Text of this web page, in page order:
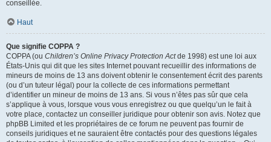
conseillée.
Haut
Que signifie COPPA ?
COPPA (ou Children’s Online Privacy Protection Actde 1998) est une loi aux
États-Unis qui dit que les sites Internet pouvant recueillir des informations de
mineurs de moins de 13 ans doivent obtenir le consentement écrit des parents
(ou d’un tuteur légal) pour la collecte de ces informations permettant
d’identifier un mineur de moins de 13 ans. Si vous n’êtes pas sûr que cela
s’applique à vous, lorsque vous vous enregistrez ou que quelqu’un le fait à
votre place, contactez un conseiller juridique pour obtenir son avis. Notez que
phpBB Limited et les propriétaires de ce forum ne peuvent pas fournir de
conseils juridiques et ne sauraient être contactés pour des questions légales